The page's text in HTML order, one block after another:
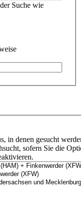
Suche wie
in denen gesucht
sofern Sie die